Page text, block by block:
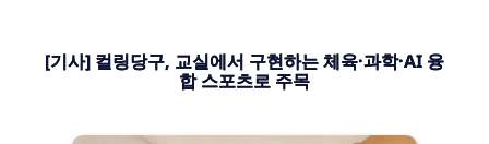
[기사] 컬링당구, 교실에서 구현하는 체육·과학·AI 융
합 스포츠로 주목